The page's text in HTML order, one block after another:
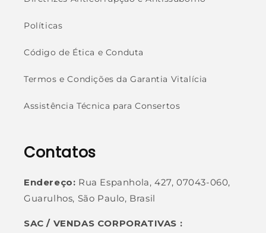
Políticas
Código de Ética e Conduta
Termos e Condições da Garantia Vitalícia
Assistência Técnica para Consertos
Contatos
Endereço: Rua Espanhola, 427, 07043-060,
Guarulhos, São Paulo, Brasil
SAC / VENDAS CORPORATIVAS :